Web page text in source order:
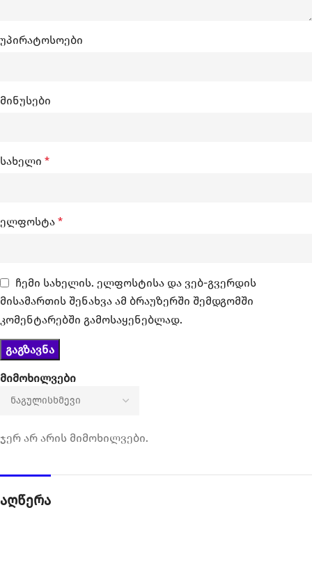
მიმოხილვები
ჯერ არ არის მიმოხილვები.
უპირატოსოები
მინუსები
სახელი *
ელფოსტა *
ჩემი სახელის. ელფოსტისა და ვებ-გვერდის
მისამართის შენახვა ამ ბრაუზერში შემდგომში
კომენტარებში გამოსაყენებლად.
აღწერა